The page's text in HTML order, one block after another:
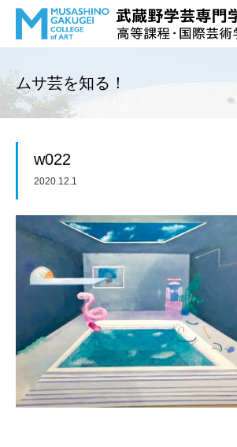
ムサ芸を知る！
w022
2020.12.1